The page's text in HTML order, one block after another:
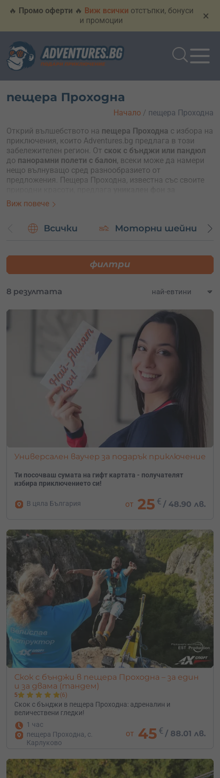
🔥 Промо оферти 🔥 Виж всички отстъпки, бонуси
и промоции
×
пещера Проходна
Открий вълшебството на пещера Проходна с избора на
приключения, които Adventures.bg предлага в този
забележителен регион. От скок с бънджи или пандюл
до панорамни полети с балон, всеки може да намери
нещо вълнуващо сред разнообразието от
предложения. Пещера Проходна, известна със своите
незабравими преживявания
приключенията, които пещера Проходна предлага.
Виж повече
Начало / пещера Проходна
Всички Моторни шейни
филтри
8 резултата
Универсален ваучер за подарък приключение
Ти посочваш сумата на гифт картата - получателят
избира приключението си!
В цяла България от 25 € / 48.90 лв.
Скок с бънджи в пещера Проходна – за един
и за двама (тандем)
5 (6)
Скок с бънджи в пещера Проходна: адреналин и
величествени гледки!
1 час
пещера Проходна, с.
Карлуково
от 45 € /88.01 лв.